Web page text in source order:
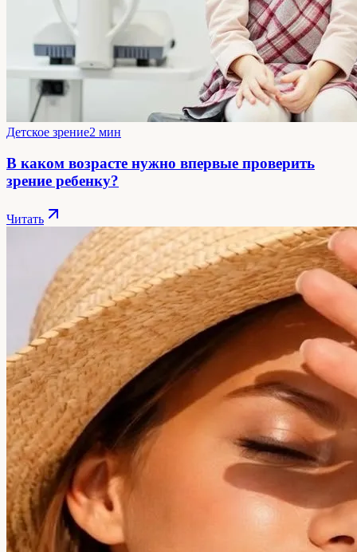
Детское зрение2 мин
В каком возрасте нужно впервые проверить
зрение ребенку?
Читать